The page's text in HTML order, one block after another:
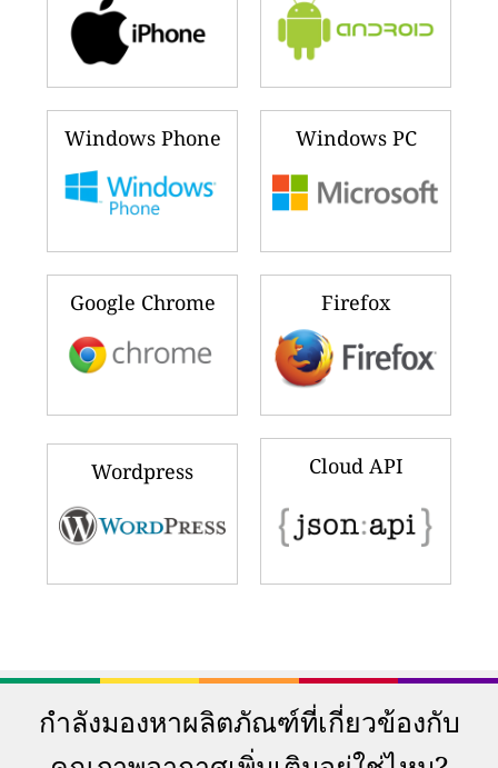
Windows Phone Windows PC
Google Chrome Firefox
Wordpress Cloud API
กำลังมองหาผลิตภัณฑ์ที่เกี่ยวข้องกับ